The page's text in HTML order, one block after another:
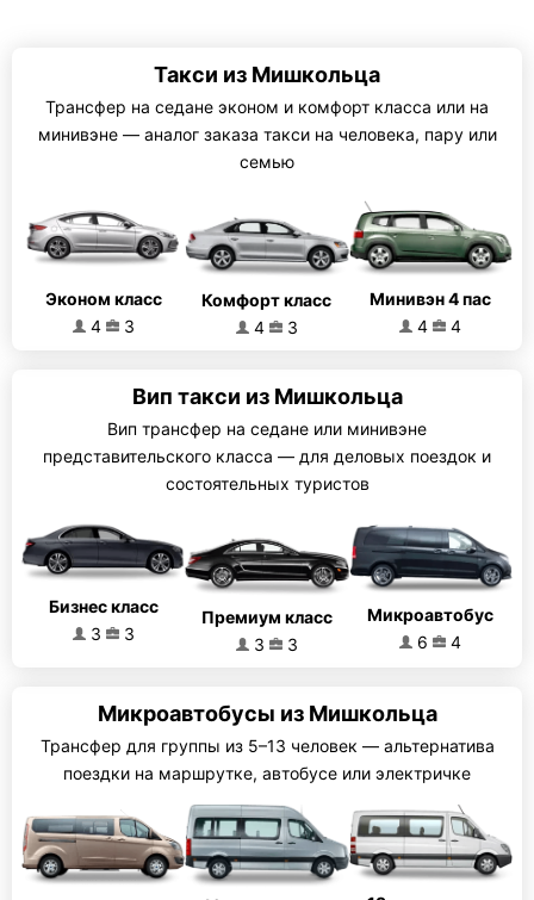
Такси из Мишкольца
Трансфер на седане эконом и комфорт класса или на
минивэне — аналог заказа такси на человека, пару или
семью
Эконом класс
4
3
Комфорт класс
4
3
Минивэн 4 пас
4
4
Вип такси из Мишкольца
Вип трансфер на седане или минивэне
представительского класса — для деловых поездок и
состоятельных туристов
Бизнес класс
3
3
Премиум класс
3
3
Микроавтобус
6
4
Микроавтобусы из Мишкольца
Трансфер для группы из 5–13 человек — альтернатива
поездки на маршрутке, автобусе или электричке